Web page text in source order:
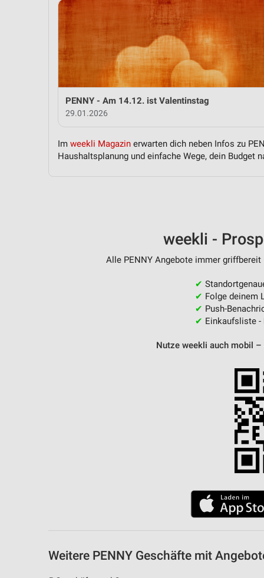
PENNY - Am 14.12. ist Valentinstag
29.01.2026
Im weekli Magazin erwarten dich neben Infos zu
Haushaltsplanung und einfache Wege, dein Budget
weekli -
Alle PENNY Angebote immer
✔
✔ Folge deinem
✔ Push-
✔ Einkaufsliste -
Nutze weekli auch mobil –
Weitere PENNY Geschäfte mit
Verwendung von Profilen zur Auswahl personalisierter Inhalte
Messung der Werbeleistung
Messung der Performance von Inhalten
Analyse von Zielgruppen durch Statistiken oder Kombinationen
Entwicklung und Verbesserung der Angebote
Verwendung reduzierter Daten zur Auswahl von Inhalten
IAB-Besonderheiten:
Geräte anhand von aktiv angeforderten Informationen